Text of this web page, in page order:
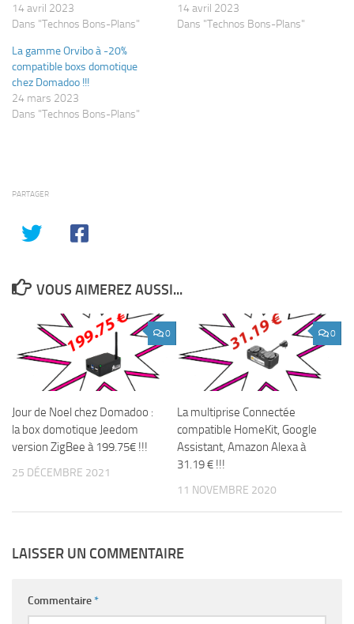
14 avril 2023
Dans "Technos Bons-Plans"
14 avril 2023
Dans "Technos Bons-Plans"
La gamme Orvibo à -20%
compatible boxs domotique
chez Domadoo !!!
24 mars 2023
Dans "Technos Bons-Plans"
PARTAGER
VOUS AIMEREZ AUSSI...
0
Jour de Noel chez Domadoo :
la box domotique Jeedom
version ZigBee à 199.75€ !!!
25 DÉCEMBRE 2021
0
La multiprise Connectée
compatible HomeKit, Google
Assistant, Amazon Alexa à
31.19 € !!!
11 NOVEMBRE 2020
LAISSER UN COMMENTAIRE
Commentaire*